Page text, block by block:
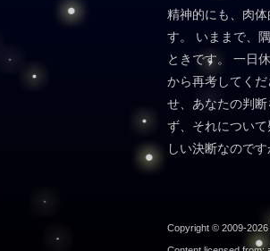
精神的にも、肉
す。 いままで、
ときです。 一日
から再考してく
せ、あなたの判
ず、それについ
しい決断なのです
Copyright © 2009-2026